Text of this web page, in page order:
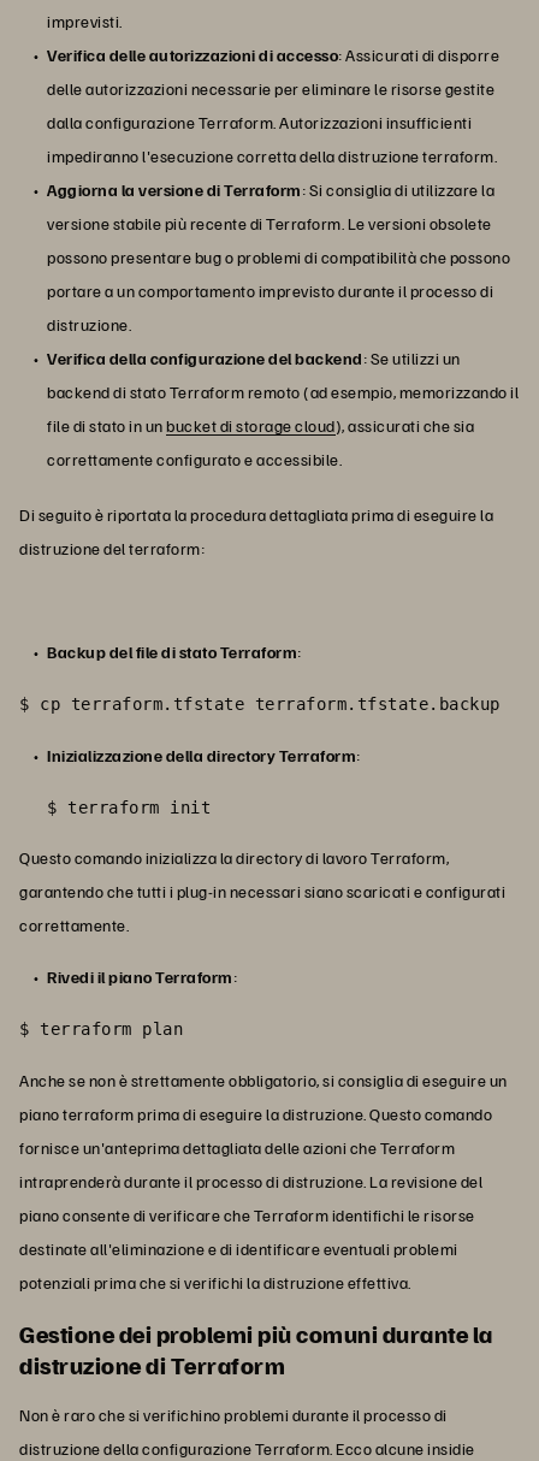
imprevisti.
Verifica delle autorizzazioni di accesso: Assicurati di disporre
delle autorizzazioni necessarie per eliminare le risorse gestite
dalla configurazione Terraform. Autorizzazioni insufficienti
impediranno l'esecuzione corretta della distruzione terraform.
Aggiorna la versione di Terraform: Si consiglia di utilizzare la
versione stabile più recente di Terraform. Le versioni obsolete
possono presentare bug o problemi di compatibilità che possono
portare a un comportamento imprevisto durante il processo di
distruzione.
Verifica della configurazione del backend: Se utilizzi un
backend di stato Terraform remoto (ad esempio, memorizzando il
file di stato in unbucket di storage cloud), assicurati che sia
correttamente configurato e accessibile.
Di seguito è riportata la procedura dettagliata prima di eseguire la
distruzione del terraform:
Backup del file di stato Terraform:
$ cp terraform.tfstate terraform.tfstate.backup
Inizializzazione della directory Terraform:
$ terraform init
Questo comando inizializza la directory di lavoro Terraform,
garantendo che tutti i plug-in necessari siano scaricati e configurati
correttamente.
Rivedi il piano Terraform:
$ terraform plan
Anche se non è strettamente obbligatorio, si consiglia di eseguire un
piano terraform prima di eseguire la distruzione. Questo comando
fornisce un'anteprima dettagliata delle azioni che Terraform
intraprenderà durante il processo di distruzione. La revisione del
piano consente di verificare che Terraform identifichi le risorse
destinate all'eliminazione e di identificare eventuali problemi
potenziali prima che si verifichi la distruzione effettiva.
Gestione dei problemi più comuni durante la
distruzione di Terraform
Non è raro che si verifichino problemi durante il processo di
distruzione della configurazione Terraform. Ecco alcune insidie